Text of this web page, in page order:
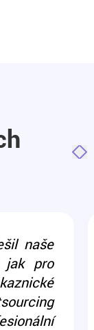
naše
jak pro